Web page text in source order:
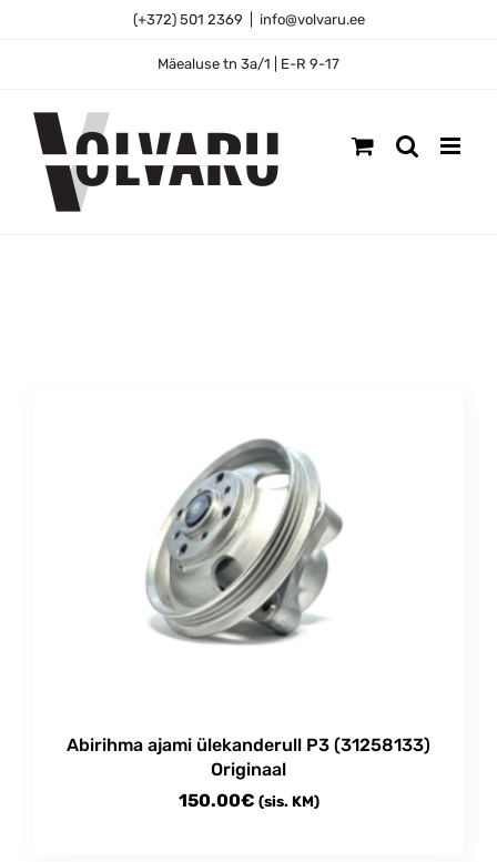
(+372) 501 2369 info@volvaru.ee
Mäealuse tn 3a/1 | E-R 9-17
Abirihma ajami ülekanderull P3 (31258133)
Originaal
150.00€ (sis. KM)